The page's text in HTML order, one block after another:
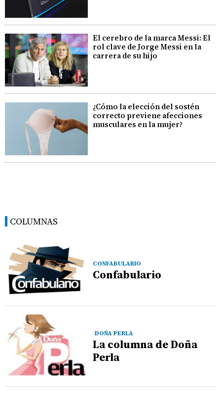
El cerebro de la marca Messi: El
rol clave de Jorge Messi en la
carrera de su hijo
¿Cómo la elección del sostén
correcto previene afecciones
musculares en la mujer?
COLUMNAS
CONFABULARIO
Confabulario
DOÑA PERLA
La columna de Doña
Perla